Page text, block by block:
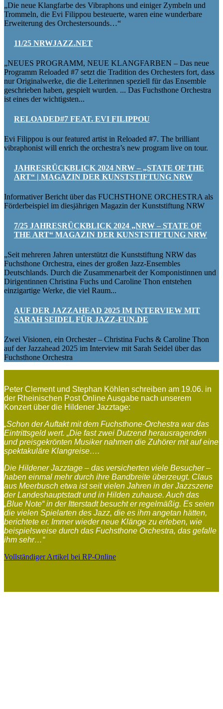
„Die neue Klangfarbe des Vibraphons und einiger Zymbeln und
Trommeln, die Evi Filippou besteuerte, waren eine wunderbare
Erweiterung des Orchestersounds…“
11/25 NRWJAZZ.NET
„NEUES PROGRAMM, NEUE KLANGFARBEN – Das neue
Programm Reloaded #7 setzt die Tradition des Orchesters fort, dass
nur Originalwerke, die die Leiterinnen speziell für das Ensemble
geschrieben haben, gespielt wurden. ... Das Fuchsthone Orchestra
ist eines der wichtigsten...
RELOADED#7 FEAT. EVI FILIPPOU
Evi Filippou is our featured artist in Reloaded #7. The brilliant
vibraphonist will enrich the orchestra’s new program live on tour.
JAHRESRÜCKBLICK 2024 NRW – „STATE OF THE
ART“ | MAGAZIN DER KUNSTSTIFTUNG NRW
Informativer Bericht über das FUCHSTHONE ORCHESTRA als
Förderbeispiel im diesjährigen Magazin der Kunststiftung NRW
7/25 JAHRESRÜCKBLICK 2024 „NRW – STATE OF
THE ART“ MAGAZIN DER KUNSTSTIFTUNG NRW
„Seit mehreren Jahren unterstützt die Kunststiftung NRW das
Fuchsthone Orchestra, eines der großen Jazz-Ensembles
Deutschlands. Durch die Zusammenarbeit der Komponistinnen und
Dirigentinnen Christina Fuchs und Caroline Thon entstehen
einzigartige Werke, die viel Raum...
AUF DER JAZZAHEAD 2025 IM INTERVIEW MIT
SARAH SEIDEL FÜR JAZZ-FUN.DE
Zwei Visionen, ein Orchester – Christina Fuchs & Caroline Thon
auf der Jazzahead 2025 im Interview mit Sarah Seidel über das
Fuchsthone Orchestra
Peter Clement und Stephan Köhlen schreiben am 19.06. in
der Rheinischen Post Online Ausgabe nach unserem
Konzert über die Hildener Jazztage:
„Schon der Auftakt mit dem Fuchsthone-Orchestra war das
Eintrittsgeld wert. „Die fast zwei Dutzend herausragenden
und preisgekrönten Musiker nahmen die Zuhörer mit auf eine
spektakuläre Klangreise….
Die Hildener Jazztage – das versicherten viele Besucher –
haben einmal mehr durch ihre Bandbreite überzeugt. Claus
aus Meerbusch etwa ist seit vielen Jahren in der Jazzszene
der Landeshauptstadt und in Hilden zuhause. Auch das
„Blue Note“ in der Itterstadt besucht er regelmäßig. Es seien
die vielen Spielarten des Jazz, die es ihm angetan hätten,
berichtete er. Immer wieder neue Klänge zu erleben, wie
beispielsweise durch das Fuchsthone Orchestra, das gefalle
ihm sehr…“
Vollständiger Artikel bei RP-Online